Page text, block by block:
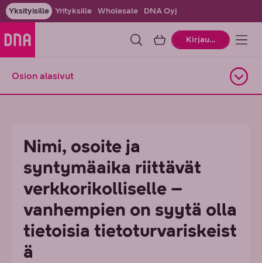
Yksityisille Yrityksille Wholesale DNA Oyj
OstoskoriKirjaudu
Osion alasivut
Nimi, osoite ja
syntymäaika riittävät
verkkorikolliselle –
vanhempien on syytä olla
tietoisia tietoturvariskeist
ä